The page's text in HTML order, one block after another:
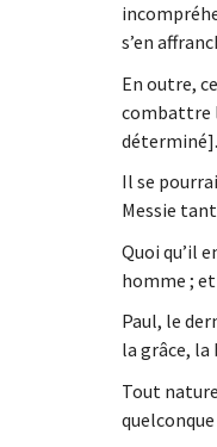
s’en
En outre,
combattre
déterminé].
Il se
Messie
Quoi qu’il
homme ;
Paul, le
la grâce, la
Tout